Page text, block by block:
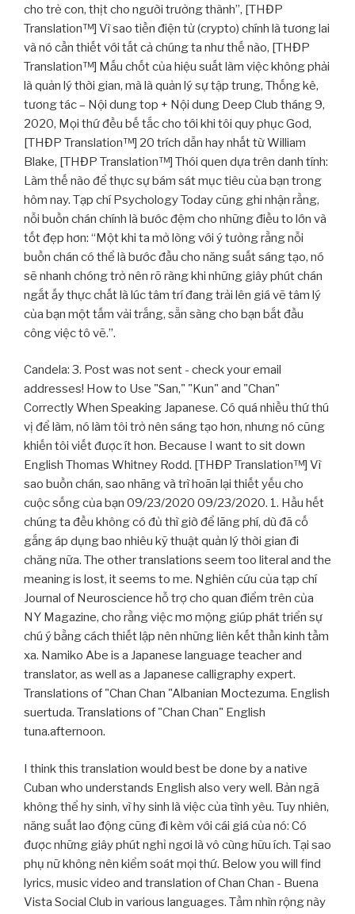
cho trẻ con, thịt cho người trưởng thành”, [THĐP
Translation™] Vì sao tiền điện tử (crypto) chính là tương lai
và nó cần thiết với tất cả chúng ta như thế nào, [THĐP
Translation™] Mấu chốt của hiệu suất làm việc không phải
là quản lý thời gian, mà là quản lý sự tập trung, Thống kê,
tương tác – Nội dung top + Nội dung Deep Club tháng 9,
2020, Mọi thứ đều bế tắc cho tới khi tôi quy phục God,
[THĐP Translation™] 20 trích dẫn hay nhất từ William
Blake, [THĐP Translation™] Thói quen dựa trên danh tính:
Làm thế nào để thực sự bám sát mục tiêu của bạn trong
hôm nay. Tạp chí Psychology Today cũng ghi nhận rằng,
nỗi buồn chán chính là bước đệm cho những điều to lớn và
tốt đẹp hơn: “Một khi ta mở lòng với ý tưởng rằng nỗi
buồn chán có thể là bước đầu cho năng suất sáng tạo, nó
sẽ nhanh chóng trở nên rõ ràng khi những giây phút chán
ngắt ấy thực chất là lúc tâm trí đang trải lên giá vẽ tâm lý
của bạn một tấm vải trắng, sẵn sàng cho bạn bắt đầu
công việc tô vẽ.”.
Candela: 3. Post was not sent - check your email
addresses! How to Use "San," "Kun" and "Chan"
Correctly When Speaking Japanese. Có quá nhiều thứ thú
vị để làm, nó làm tôi trở nên sáng tạo hơn, nhưng nó cũng
khiến tôi viết được ít hơn. Because I want to sit down
English Thomas Whitney Rodd. [THĐP Translation™] Vì
sao buồn chán, sao nhãng và trì hoãn lại thiết yếu cho
cuộc sống của bạn 09/23/2020 09/23/2020. 1. Hầu hết
chúng ta đều không có đủ thì giờ để lãng phí, dù đã cố
gắng áp dụng bao nhiêu kỹ thuật quản lý thời gian đi
chăng nữa. The other translations seem too literal and the
meaning is lost, it seems to me. Nghiên cứu của tạp chí
Journal of Neuroscience hỗ trợ cho quan điểm trên của
NY Magazine, cho rằng việc mơ mộng giúp phát triển sự
chú ý bằng cách thiết lập nên những liên kết thần kinh tầm
xa. Namiko Abe is a Japanese language teacher and
translator, as well as a Japanese calligraphy expert.
Translations of "Chan Chan "Albanian Moctezuma. English
suertuda. Translations of "Chan Chan" English
tuna.afternoon.
I think this translation would best be done by a native
Cuban who understands English also very well. Bản ngã
không thể hy sinh, vì hy sinh là việc của tình yêu. Tuy nhiên,
năng suất lao động cũng đi kèm với cái giá của nó: Có
được những giây phút nghỉ ngơi là vô cùng hữu ích. Tại sao
phụ nữ không nên kiểm soát mọi thứ. Below you will find
lyrics, music video and translation of Chan Chan - Buena
Vista Social Club in various languages. Tầm nhìn rộng này